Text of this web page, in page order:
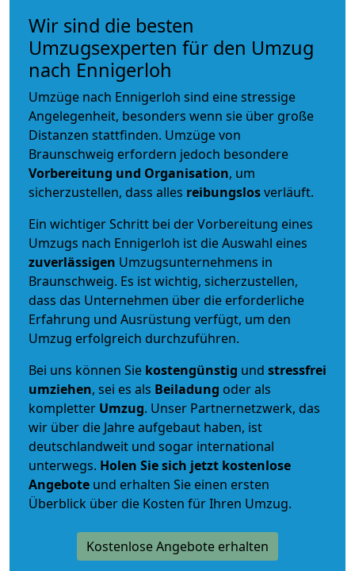
Wir sind die besten
Umzugsexperten für den Umzug
nach Ennigerloh
Umzüge nach Ennigerloh sind eine stressige
Angelegenheit, besonders wenn sie über große
Distanzen stattfinden. Umzüge von
Braunschweig erfordern jedoch besondere
Vorbereitung und Organisation, um
sicherzustellen, dass alles reibungslosverläuft.
Ein wichtiger Schritt bei der Vorbereitung eines
Umzugs nach Ennigerloh ist die Auswahl eines
zuverlässigen Umzugsunternehmens in
Braunschweig. Es ist wichtig, sicherzustellen,
dass das Unternehmen über die erforderliche
Erfahrung und Ausrüstung verfügt, um den
Umzug erfolgreich durchzuführen.
Bei uns können Sie kostengünstig und stressfrei
umziehen, sei es als Beiladung oder als
kompletter Umzug. Unser Partnernetzwerk, das
wir über die Jahre aufgebaut haben, ist
deutschlandweit und sogar international
unterwegs. Holen Sie sich jetzt kostenlose
Angebote und erhalten Sie einen ersten
Überblick über die Kosten für Ihren Umzug.
Kostenlose Angebote erhalten